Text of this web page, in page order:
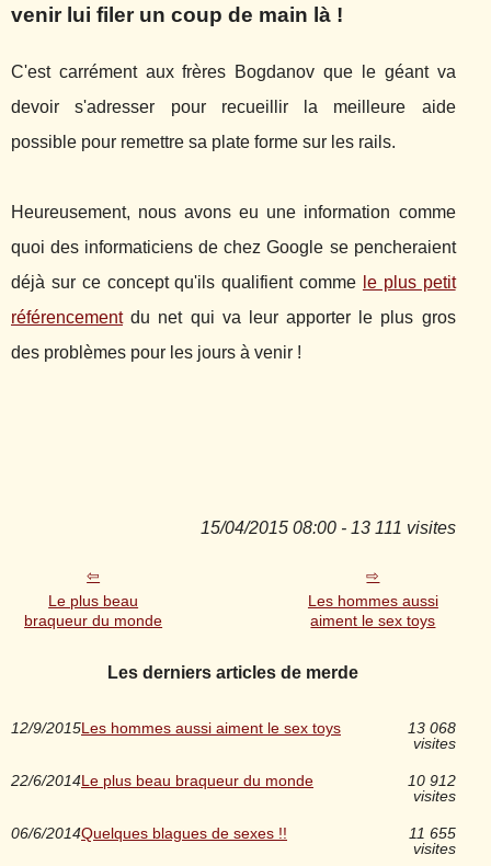
venir lui filer un coup de main là !
C'est carrément aux frères Bogdanov que le géant va
devoir s'adresser pour recueillir la meilleure aide
possible pour remettre sa plate forme sur les rails.
Heureusement, nous avons eu une information comme
quoi des informaticiens de chez Google se pencheraient
déjà sur ce concept qu'ils qualifient comme le plus petit
référencementdu net qui va leur apporter le plus gros
des problèmes pour les jours à venir !
15/04/2015 08:00 - 13 111 visites
Le plus beau
braqueur du monde
Les hommes aussi
aiment le sex toys
Les derniers articles de merde
12/9/2015Les hommes aussi aiment le sex toys
13 068
visites
22/6/2014Le plus beau braqueur du monde
10 912
visites
06/6/2014Quelques blagues de sexes !!
11 655
visites